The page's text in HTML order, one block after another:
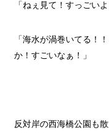
「ねぇ見て！すっごい
「海水が渦巻いてる！
か！すごいなぁ！」
反対岸の西海橋公園も